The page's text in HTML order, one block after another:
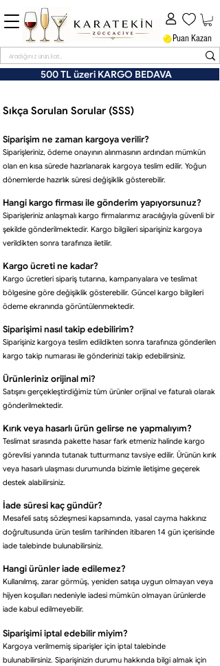
500 TL üzeri KARGO BEDAVA
Puan Kazan
Sıkça Sorulan Sorular (SSS)
Siparişim ne zaman kargoya verilir?
Siparişleriniz, ödeme onayının alınmasının ardından mümkün
olan en kısa sürede hazırlanarak kargoya teslim edilir. Yoğun
dönemlerde hazırlık süresi değişiklik gösterebilir.
Hangi kargo firması ile gönderim yapıyorsunuz?
Siparişleriniz anlaşmalı kargo firmalarımız aracılığıyla güvenli bir
şekilde gönderilmektedir. Kargo bilgileri siparişiniz kargoya
verildikten sonra tarafınıza iletilir.
Kargo ücreti ne kadar?
Kargo ücretleri sipariş tutarına, kampanyalara ve teslimat
bölgesine göre değişiklik gösterebilir. Güncel kargo bilgileri
ödeme ekranında görüntülenmektedir.
Siparişimi nasıl takip edebilirim?
Siparişiniz kargoya teslim edildikten sonra tarafınıza gönderilen
kargo takip numarası ile gönderinizi takip edebilirsiniz.
Ürünleriniz orijinal mi?
Satışını gerçekleştirdiğimiz tüm ürünler orijinal ve faturalı olarak
gönderilmektedir.
Kırık veya hasarlı ürün gelirse ne yapmalıyım?
Teslimat sırasında pakette hasar fark etmeniz halinde kargo
görevlisi yanında tutanak tutturmanız tavsiye edilir. Ürünün kırık
veya hasarlı ulaşması durumunda bizimle iletişime geçerek
destek alabilirsiniz.
İade süresi kaç gündür?
Mesafeli satış sözleşmesi kapsamında, yasal cayma hakkınız
doğrultusunda ürün teslim tarihinden itibaren 14 gün içerisinde
iade talebinde bulunabilirsiniz.
Hangi ürünler iade edilemez?
Kullanılmış, zarar görmüş, yeniden satışa uygun olmayan veya
hijyen koşulları nedeniyle iadesi mümkün olmayan ürünlerde
iade kabul edilmeyebilir.
Siparişimi iptal edebilir miyim?
Kargoya verilmemiş siparişler için iptal talebinde
bulunabilirsiniz. Siparişinizin durumu hakkında bilgi almak için